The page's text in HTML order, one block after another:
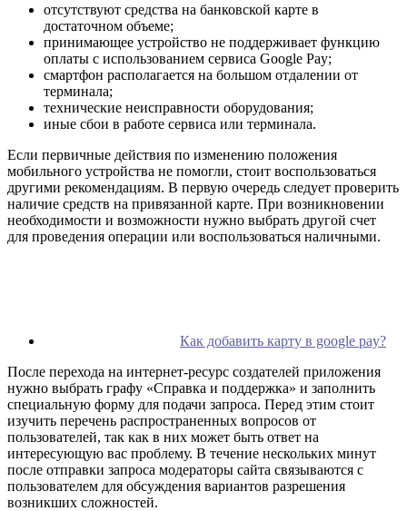
отсутствуют средства на банковской карте в
достаточном объеме;
принимающее устройство не поддерживает функцию
оплаты с использованием сервиса Google Pay;
смартфон располагается на большом отдалении от
терминала;
технические неисправности оборудования;
иные сбои в работе сервиса или терминала.
Если первичные действия по изменению положения
мобильного устройства не помогли, стоит воспользоваться
другими рекомендациям. В первую очередь следует проверить
наличие средств на привязанной карте. При возникновении
необходимости и возможности нужно выбрать другой счет
для проведения операции или воспользоваться наличными.
Как добавить карту в google pay?
После перехода на интернет-ресурс создателей приложения
нужно выбрать графу «Справка и поддержка» и заполнить
специальную форму для подачи запроса. Перед этим стоит
изучить перечень распространенных вопросов от
пользователей, так как в них может быть ответ на
интересующую вас проблему. В течение нескольких минут
после отправки запроса модераторы сайта связываются с
пользователем для обсуждения вариантов разрешения
возникших сложностей.